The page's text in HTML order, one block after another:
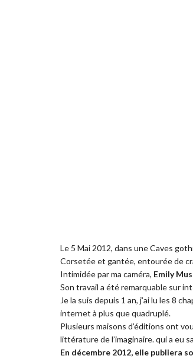
Le 5 Mai 2012, dans une Caves
Corsetée et gantée, entourée de
Intimidée par ma caméra, Emily
Son travail a été remarquable sur
Je la suis depuis 1 an, j’ai lu les 8
internet à plus que quadruplé.
Plusieurs maisons d’éditions ont
littérature de l’imaginaire. qui a eu
En décembre 2012, elle publiera